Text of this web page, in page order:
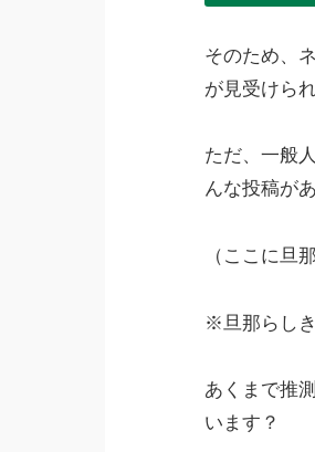
そのため、
が見受けられ
ただ、一般
んな投稿が
（ここに旦
※旦那らし
あくまで推
います？